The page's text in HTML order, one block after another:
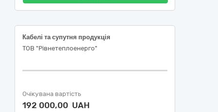
Кабелі та супутня продукція
ТОВ "Рівнетеплоенерго"
Очікувана вартість
192 000,00 UAH